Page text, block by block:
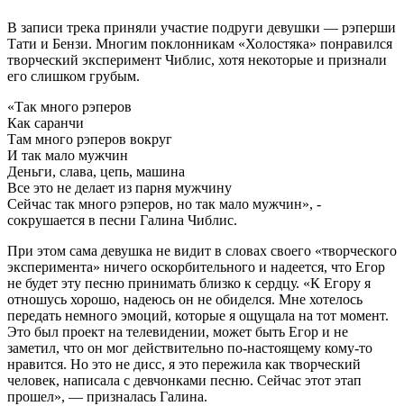
В записи трека приняли участие подруги девушки — рэперши
Тати и Бензи. Многим поклонникам «Холостяка» понравился
творческий эксперимент Чиблис, хотя некоторые и признали
его слишком грубым.
«Так много рэперов
Как саранчи
Там много рэперов вокруг
И так мало мужчин
Деньги, слава, цепь, машина
Все это не делает из парня мужчину
Сейчас так много рэперов, но так мало мужчин», -
сокрушается в песни Галина Чиблис.
При этом сама девушка не видит в словах своего «творческого
эксперимента» ничего оскорбительного и надеется, что Егор
не будет эту песню принимать близко к сердцу. «К Егору я
отношусь хорошо, надеюсь он не обиделся. Мне хотелось
передать немного эмоций, которые я ощущала на тот момент.
Это был проект на телевидении, может быть Егор и не
заметил, что он мог действительно по-настоящему кому-то
нравится. Но это не дисс, я это пережила как творческий
человек, написала с девчонками песню. Сейчас этот этап
прошел», — призналась Галина.